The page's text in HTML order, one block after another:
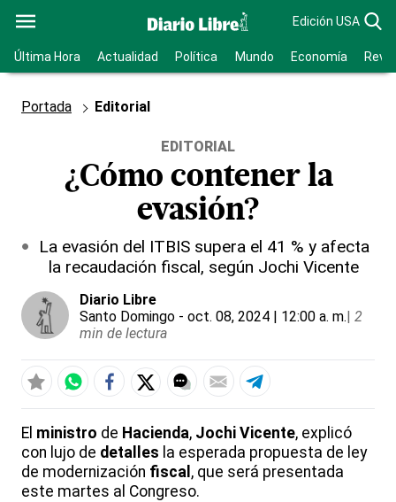
Edición USA
Última Hora Actualidad Política Mundo Economía
Portada Editorial
EDITORIAL
¿Cómo contener la
evasión?
La evasión del ITBIS supera el 41 % y afecta
la recaudación fiscal, según Jochi Vicente
Diario Libre
Santo Domingo - oct. 08, 2024 | 12:00 a. m.| 2
min de lectura
El ministro de Hacienda, Jochi Vicente, explicó
con lujo de detalles la esperada propuesta de ley
de modernización fiscal , que será presentada
este martes al Congreso.